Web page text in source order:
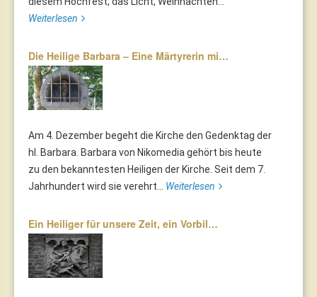
Weiterlesen
Die Heilige Barbara – Eine Märtyrerin mi…
Am 4. Dezember begeht die Kirche den Gedenktag der
hl. Barbara. Barbara von Nikomedia gehört bis heute
zu den bekanntesten Heiligen der Kirche. Seit dem 7.
Jahrhundert wird sie verehrt... Weiterlesen
Ein Heiliger für unsere Zeit, ein Vorbil…